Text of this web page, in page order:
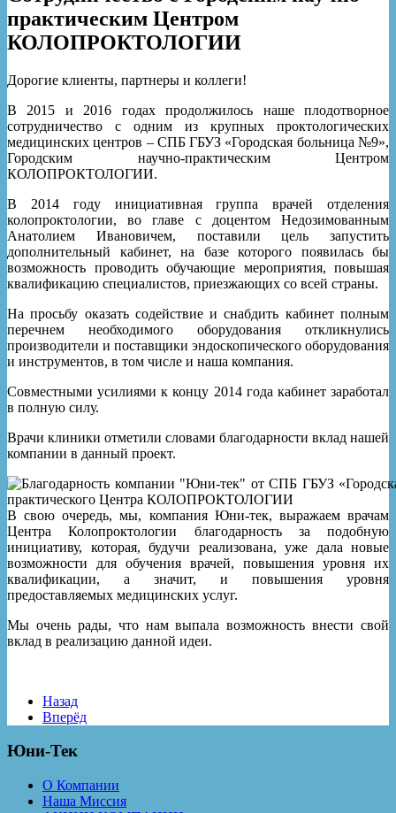
практическим Центром
КОЛОПРОКТОЛОГИИ
Дорогие клиенты, партнеры и коллеги!
В 2015 и 2016 годах продолжилось наше плодотворное
сотрудничество с одним из крупных проктологических
медицинских центров – СПБ ГБУЗ «Городская больница №9»,
Городским научно-практическим Центром
КОЛОПРОКТОЛОГИИ.
В 2014 году инициативная группа врачей отделения
колопроктологии, во главе с доцентом Недозимованным
Анатолием Ивановичем, поставили цель запустить
дополнительный кабинет, на базе которого появилась бы
возможность проводить обучающие мероприятия, повышая
квалификацию специалистов, приезжающих со всей страны.
На просьбу оказать содействие и снабдить кабинет полным
перечнем необходимого оборудования откликнулись
производители и поставщики эндоскопического оборудования
и инструментов, в том числе и наша компания.
Совместными усилиями к концу 2014 года кабинет заработал
в полную силу.
Врачи клиники отметили словами благодарности вклад нашей
компании в данный проект.
В свою очередь, мы, компания Юни-тек, выражаем врачам
Центра Колопроктологии благодарность за подобную
инициативу, которая, будучи реализована, уже дала новые
возможности для обучения врачей, повышения уровня их
квалификации, а значит, и повышения уровня
предоставляемых медицинских услуг.
Мы очень рады, что нам выпала возможность внести свой
вклад в реализацию данной идеи.
Назад
Вперёд
Юни-Тек
О Компании
Наша Миссия